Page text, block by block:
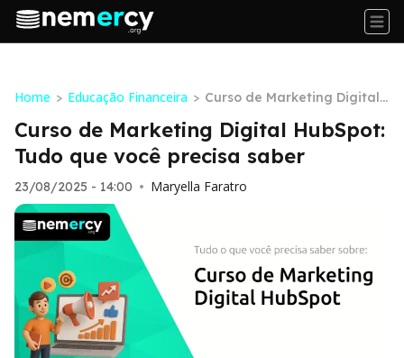
Home > Educação Financeira > Curso de Marketing Digital
HubSpot: Tudo que você pre
cisa saber
Curso de Marketing Digital HubSpot:
Tudo que você precisa saber
23/08/2025 - 14:00 • Maryella Faratro